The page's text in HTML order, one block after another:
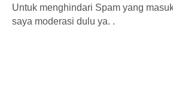
Untuk menghindari Spam yang
saya moderasi dulu ya. .